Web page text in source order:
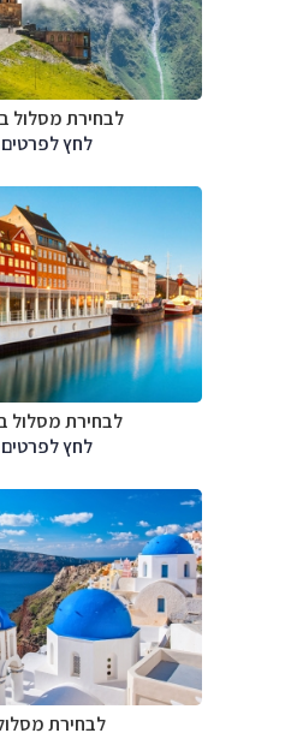
לבחירת מסלול
לחץ לפרטים
לבחירת מסלול
לחץ לפרטים
לבחירת מסלול